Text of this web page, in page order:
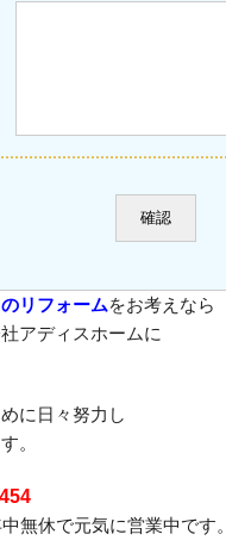
リフォームをお考えなら
アディスホームに
に日々努力し
。
無休で元気に営業中です。